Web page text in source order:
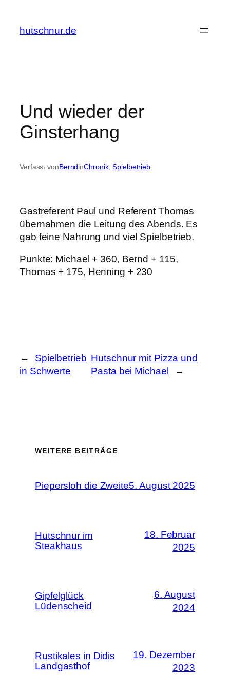
springen
hutschnur.de
Und wieder der
Ginsterhang
Verfasst vonBerndinChronik, Spielbetrieb
Gastreferent Paul und Referent Thomas
übernahmen die Leitung des Abends. Es
gab feine Nahrung und viel Spielbetrieb.
Punkte: Michael + 360, Bernd + 115,
Thomas + 175, Henning + 230
←
Spielbetrieb
in Schwerte
Hutschnur mit Pizza und
Pasta bei Michael
→
WEITERE BEITRÄGE
Piepersloh die Zweite5. August 2025
Hutschnur im
Steakhaus
18. Februar
2025
Gipfelglück
Lüdenscheid
6. August
2024
Rustikales in Didis
Landgasthof
19. Dezember
2023